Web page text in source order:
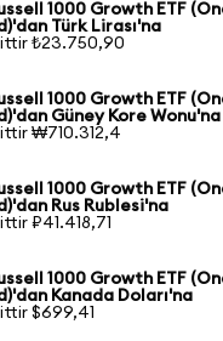
1000 Growth ETF
Türk Lirası'na
₺23.750,90
1000 Growth ETF
Güney Kore Wonu'na
₩710.312,4
1000 Growth ETF
Rus Rublesi'na
₽41.418,71
1000 Growth ETF
Kanada Doları'na
$699,41